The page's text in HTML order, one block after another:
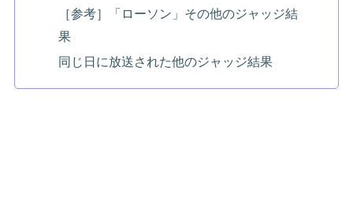
［参考］「ローソン」その他のジャッジ結
果
同じ日に放送された他のジャッジ結果